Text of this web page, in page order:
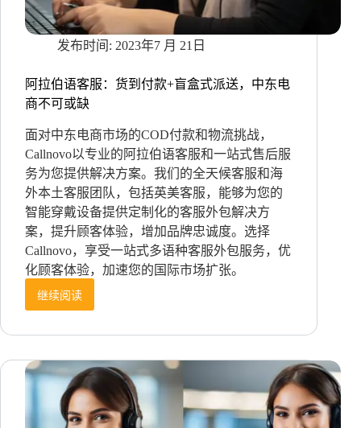
2023年7 月 21日
阿拉伯语客服：货到付款+盲盒式派送，中东电
商不可或缺
面对中东电商市场的COD付款和物流挑战，
Callnovo以专业的阿拉伯语客服和一站式售后服
务为您提供解决方案。我们的全天候客服和海
外本土客服团队，包括英美客服，能够为您的
智能穿戴设备提供定制化的客服外包解决方
案，提升顾客体验，增加品牌忠诚度。选择
Callnovo，享受一站式多语种客服外包服务，优
化顾客体验，加速您的国际市场扩张。
继续阅读
阿
伯
客
服：
货
到